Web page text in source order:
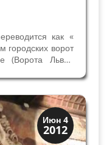
как «
городских ворот
(Ворота Льва),
Арена - ещё
Вероны.
Июн 4
2012